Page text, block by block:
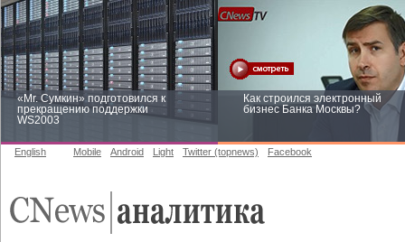
«Mr. Сумкин» подготовился к
прекращению поддержки
WS2003
Как строился электронный
бизнес Банка Москвы?
English Mobile Android Light Twitter (topnews) Facebook